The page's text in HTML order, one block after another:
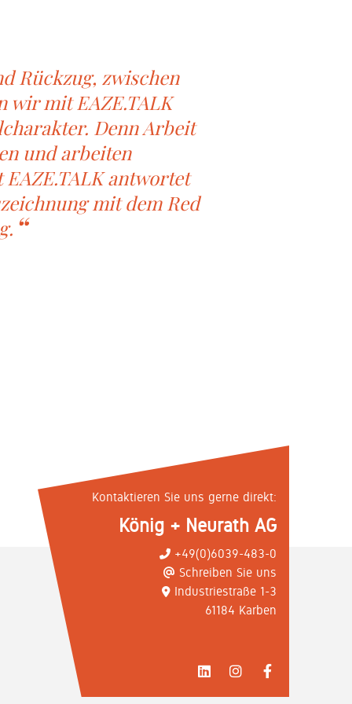
Rückzug, zwischen
wir mit EAZE.TALK
Denn Arbeit
und arbeiten
antwortet
mit dem Red
Kontaktieren Sie uns gerne direkt:
König + Neurath AG
+49(0)6039-483-0
Schreiben Sie uns
Industriestraße 1-3
61184 Karben